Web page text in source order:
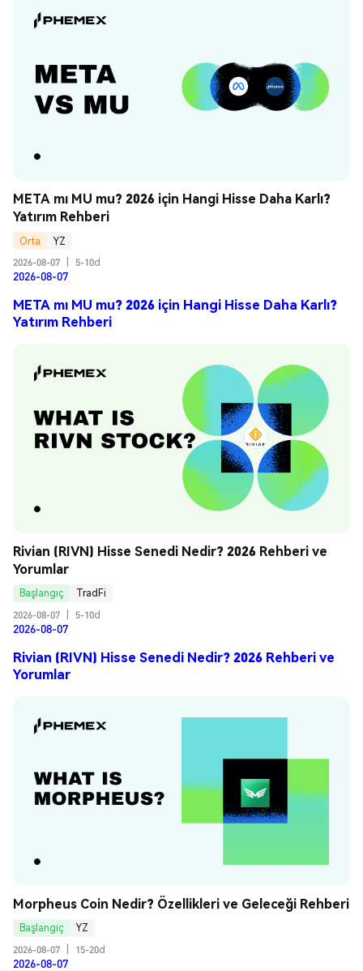
META mı MU mu? 2026 için Hangi Hisse Daha Karlı?
Yatırım Rehberi
Orta
YZ
2026-08-07
5-10d
2026-08-07
META mı MU mu? 2026 için Hangi Hisse Daha Karlı?
Yatırım Rehberi
Rivian (RIVN) Hisse Senedi Nedir? 2026 Rehberi ve
Yorumlar
Başlangıç
TradFi
2026-08-07
5-10d
2026-08-07
Rivian (RIVN) Hisse Senedi Nedir? 2026 Rehberi ve
Yorumlar
Morpheus Coin Nedir? Özellikleri ve Geleceği Rehberi
Başlangıç
YZ
2026-08-07
15-20d
2026-08-07